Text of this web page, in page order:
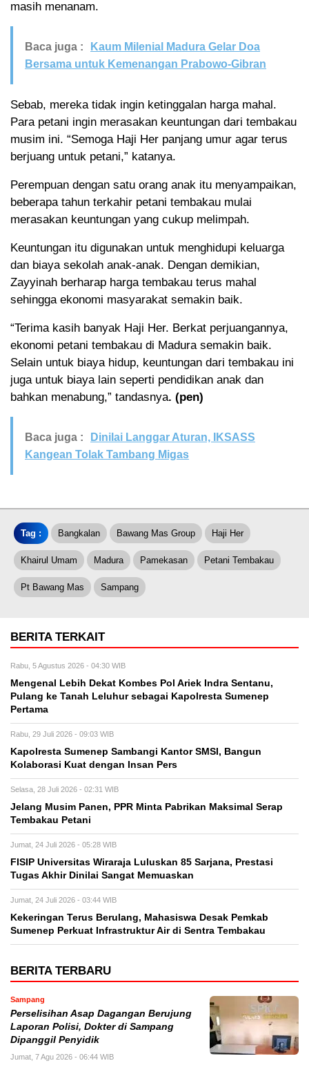
masih menanam.
Baca juga :
Kaum Milenial Madura Gelar Doa
Bersama untuk Kemenangan Prabowo-Gibran
Sebab, mereka tidak ingin ketinggalan harga mahal.
Para petani ingin merasakan keuntungan dari tembakau
musim ini. “Semoga Haji Her panjang umur agar terus
berjuang untuk petani,” katanya.
Perempuan dengan satu orang anak itu menyampaikan,
beberapa tahun terkahir petani tembakau mulai
merasakan keuntungan yang cukup melimpah.
Keuntungan itu digunakan untuk menghidupi keluarga
dan biaya sekolah anak-anak. Dengan demikian,
Zayyinah berharap harga tembakau terus mahal
sehingga ekonomi masyarakat semakin baik.
“Terima kasih banyak Haji Her. Berkat perjuangannya,
ekonomi petani tembakau di Madura semakin baik.
Selain untuk biaya hidup, keuntungan dari tembakau ini
juga untuk biaya lain seperti pendidikan anak dan
bahkan menabung,” tandasnya. (pen)
Baca juga :
Dinilai Langgar Aturan, IKSASS
Kangean Tolak Tambang Migas
Tag : Bangkalan Bawang Mas Group Haji Her
Khairul Umam Madura Pamekasan Petani Tembakau
Pt Bawang Mas Sampang
BERITA TERKAIT
Rabu, 5 Agustus 2026 - 04:30 WIB
Mengenal Lebih Dekat Kombes Pol Ariek Indra Sentanu,
Pulang ke Tanah Leluhur sebagai Kapolresta Sumenep
Pertama
Rabu, 29 Juli 2026 - 09:03 WIB
Kapolresta Sumenep Sambangi Kantor SMSI, Bangun
Kolaborasi Kuat dengan Insan Pers
Selasa, 28 Juli 2026 - 02:31 WIB
Jelang Musim Panen, PPR Minta Pabrikan Maksimal Serap
Tembakau Petani
Jumat, 24 Juli 2026 - 05:28 WIB
FISIP Universitas Wiraraja Luluskan 85 Sarjana, Prestasi
Tugas Akhir Dinilai Sangat Memuaskan
Jumat, 24 Juli 2026 - 03:44 WIB
Kekeringan Terus Berulang, Mahasiswa Desak Pemkab
Sumenep Perkuat Infrastruktur Air di Sentra Tembakau
BERITA TERBARU
Sampang
Perselisihan Asap Dagangan Berujung
Laporan Polisi, Dokter di Sampang
Dipanggil Penyidik
Jumat, 7 Agu 2026 - 06:44 WIB